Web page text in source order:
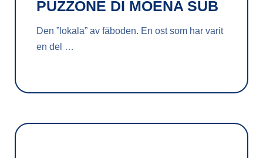
PUZZONE DI MOENA SUB
Den ”lokala” av fäboden. En ost som har varit
en del …